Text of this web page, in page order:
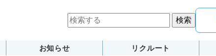
検索
お知らせ リクルート